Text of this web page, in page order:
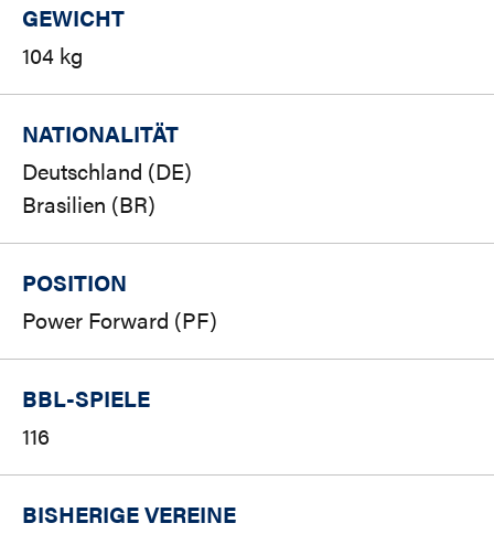
GEWICHT
104 kg
NATIONALITÄT
Deutschland (DE)
Brasilien (BR)
POSITION
Power Forward (PF)
BBL-SPIELE
116
BISHERIGE VEREINE